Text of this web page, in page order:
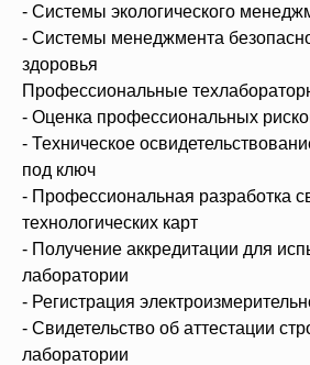
- Системы экологического
- Системы менеджмента
здоровья
Профессиональные
- Оценка профессиональных
- Техническое
под ключ
- Профессиональная разработка
технологических карт
- Получение аккредитации для
лаборатории
- Регистрация
- Свидетельство об аттестации
лаборатории